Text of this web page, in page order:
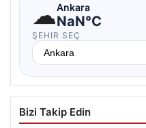
☁Ankara
NaN°C
ŞEHIR SEÇ
Bizi Takip Edin